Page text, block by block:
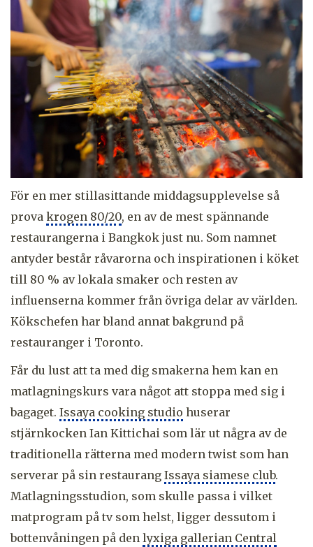
För en mer stillasittande middagsupplevelse så
prova krogen 80/20, en av de mest spännande
restaurangerna i Bangkok just nu. Som namnet
antyder består råvarorna och inspirationen i köket
till 80 % av lokala smaker och resten av
influenserna kommer från övriga delar av världen.
Kökschefen har bland annat bakgrund på
restauranger i Toronto.
Får du lust att ta med dig smakerna hem kan en
matlagningskurs vara något att stoppa med sig i
bagaget. Issaya cooking studio huserar
stjärnkocken Ian Kittichai som lär ut några av de
traditionella rätterna med modern twist som han
serverar på sin restaurang Issaya siamese club.
Matlagningsstudion, som skulle passa i vilket
matprogram på tv som helst, ligger dessutom i
bottenvåningen på den lyxiga gallerian Central